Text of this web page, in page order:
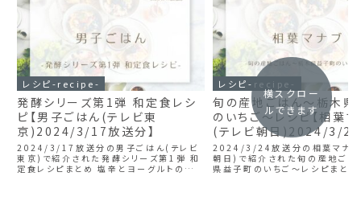
レシピ-recipe-
発酵シリーズ第1弾 和定食レシ
ピ【男子ごはん(テレビ東
京)2024/3/17放送分】
2024/3/17放送分の男子ごはん(テレビ
東京)で紹介された発酵シリーズ第1弾 和
定食レシピまとめ 塩辛とヨーグルトの和え
レシピ-recipe-
旬の産地ごはん～栃木県
のいちご～レシピ【相葉
(テレビ朝日)2024/3/
分】
2024/3/24放送分の相葉マナ
朝日)で紹介された旬の産地ごは
県益子町のいちご～レシピまとめ
横スクロー
ルできます